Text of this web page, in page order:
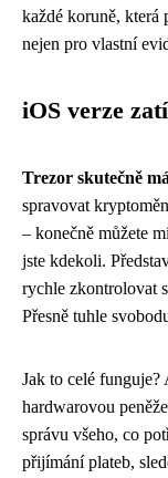
každé koruně, která
nejen pro vlastní
iOS verze
Trezor skutečně
spravovat
– konečně můžete
jste kdekoli.
rychle zkontrolovat
Přesně tuhle
Jak to celé funguje?
hardwarovou
správu všeho, co
přijímání plateb,